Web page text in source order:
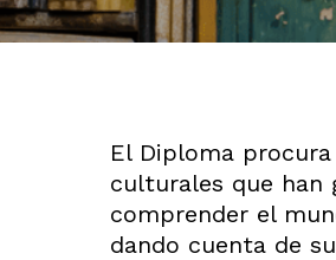
El Diploma
culturales que han
comprender el
dando cuenta de